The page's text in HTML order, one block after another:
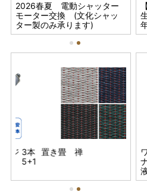
2026春夏 電動シャッター
モーター交換 (文化シャッ
ター製のみ承ります)
置
偉人の
2026
ト)
ウチノコトサービス (大掃
除デラックスパック)
置き畳 禅
セ
物
2026春夏 リンナイECO
ONEハイブリッド給湯システ